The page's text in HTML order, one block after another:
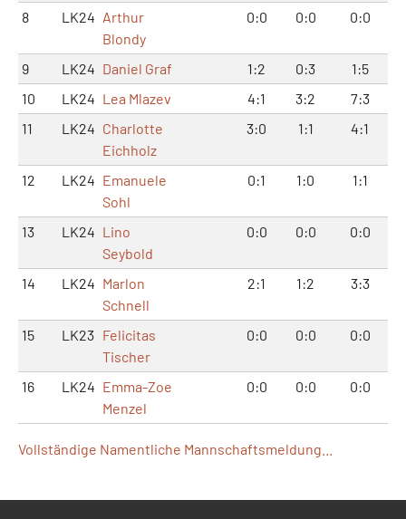
8 LK24 Arthur
Blondy
0:0 0:0 0:0
9 LK24 Daniel Graf 1:2 0:3
1:5
10
LK24 Lea Mlazev 4:1 3:2
7:3
11
LK24 Charlotte
Eichholz
3:0 1:1 4:1
12 LK24 Emanuele
Sohl
0:1 1:0 1:1
13 LK24 Lino
Seybold
0:0 0:0 0:0
14 LK24 Marlon
Schnell
2:1 1:2 3:3
15 LK23 Felicitas
Tischer
0:0 0:0 0:0
16 LK24 Emma-Zoe
Menzel
0:0 0:0 0:0
Vollständige Namentliche Mannschaftsmeldung...